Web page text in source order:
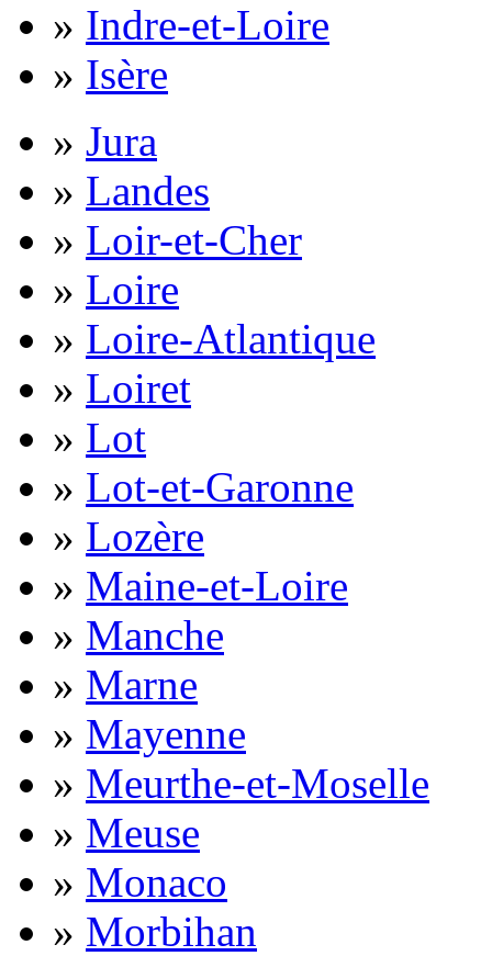
» Indre-et-Loire
» Isère
» Jura
» Landes
» Loir-et-Cher
» Loire
» Loire-Atlantique
» Loiret
» Lot
» Lot-et-Garonne
» Lozère
» Maine-et-Loire
» Manche
» Marne
» Mayenne
» Meurthe-et-Moselle
» Meuse
» Monaco
» Morbihan